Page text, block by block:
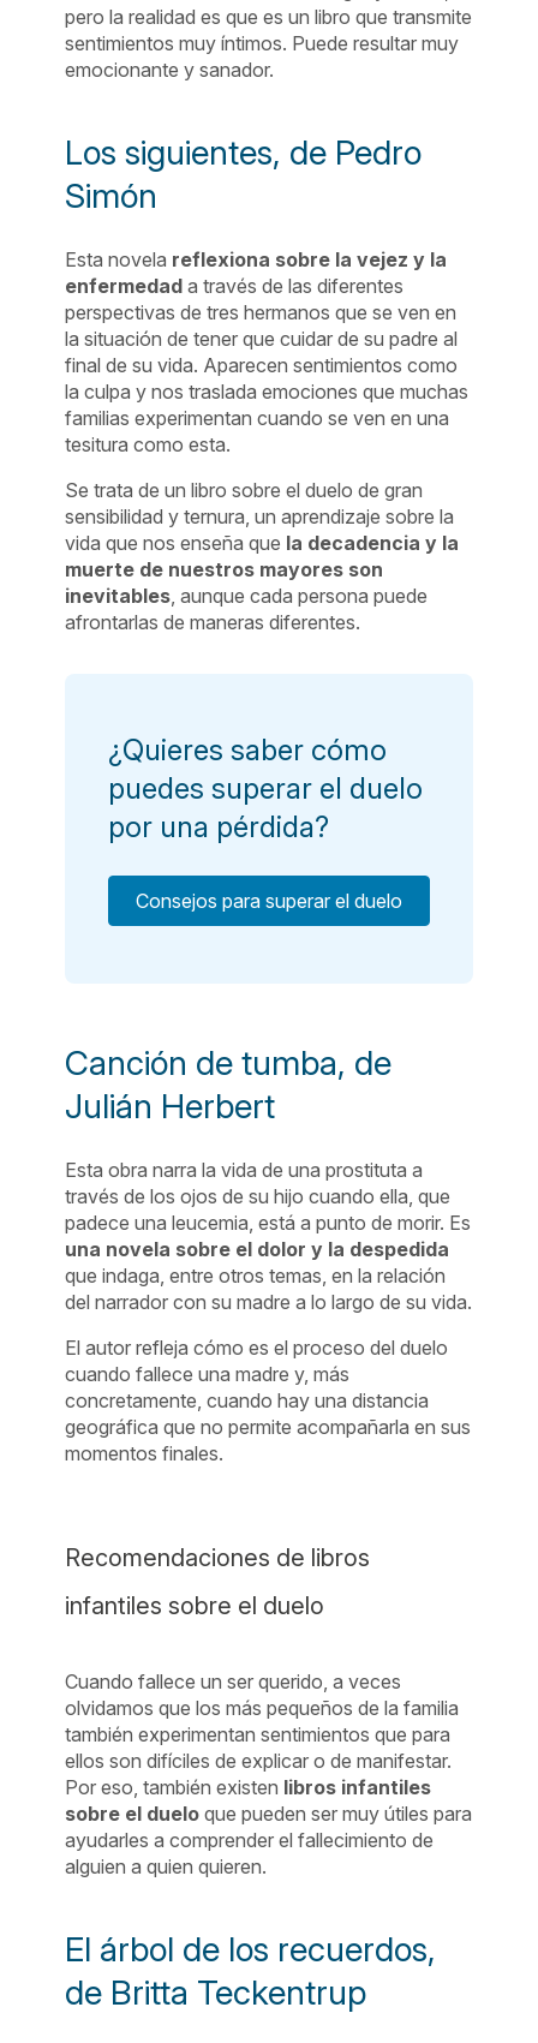
pero la realidad es que es un libro que transmite
sentimientos muy íntimos. Puede resultar muy
emocionante y sanador.
Los siguientes, de Pedro
Simón
Esta novela reflexiona sobre la vejez y la
enfermedad a través de las diferentes
perspectivas de tres hermanos que se ven en
la situación de tener que cuidar de su padre al
final de su vida. Aparecen sentimientos como
la culpa y nos traslada emociones que muchas
familias experimentan cuando se ven en una
tesitura como esta.
Se trata de un libro sobre el duelo de gran
sensibilidad y ternura, un aprendizaje sobre la
vida que nos enseña que la decadencia y la
muerte de nuestros mayores son
inevitables, aunque cada persona puede
afrontarlas de maneras diferentes.
¿Quieres saber cómo
puedes superar el duelo
por una pérdida?
Consejos para superar el duelo
Canción de tumba, de
Julián Herbert
Esta obra narra la vida de una prostituta a
través de los ojos de su hijo cuando ella, que
padece una leucemia, está a punto de morir. Es
una novela sobre el dolor y la despedida
que indaga, entre otros temas, en la relación
del narrador con su madre a lo largo de su vida.
El autor refleja cómo es el proceso del duelo
cuando fallece una madre y, más
concretamente, cuando hay una distancia
geográfica que no permite acompañarla en sus
momentos finales.
Recomendaciones de libros
infantiles sobre el duelo
Cuando fallece un ser querido, a veces
olvidamos que los más pequeños de la familia
también experimentan sentimientos que para
ellos son difíciles de explicar o de manifestar.
Por eso, también existen libros infantiles
sobre el duelo que pueden ser muy útiles para
ayudarles a comprender el fallecimiento de
alguien a quien quieren.
El árbol de los recuerdos,
de Britta Teckentrup